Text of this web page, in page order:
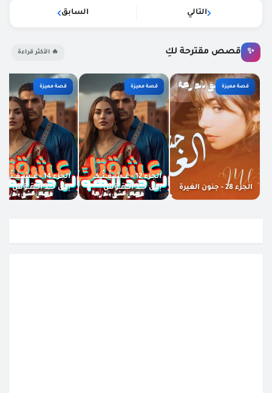
التالي السابق
✨ قصص مقترحة لكِ 🔥 الأكثر قراءة
قصة مميزة
الجزء 28 - جنون الغيرة
قصة مميزة
الجزء 12 - عَــشِــقْــتُــكِــ
إلــى حَــدّ الــهَــوَسْ
قصة مميزة
الجزء 14 - عَــشِــقْــتُــكِــ
إلــى حَــدّ الــهَــوَسْ